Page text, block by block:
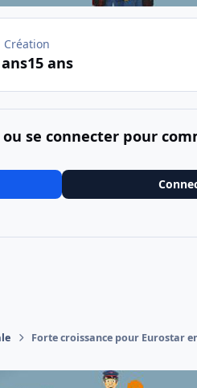
Création
15 ans
se connecter pour
Forte croissance pour Eurostar